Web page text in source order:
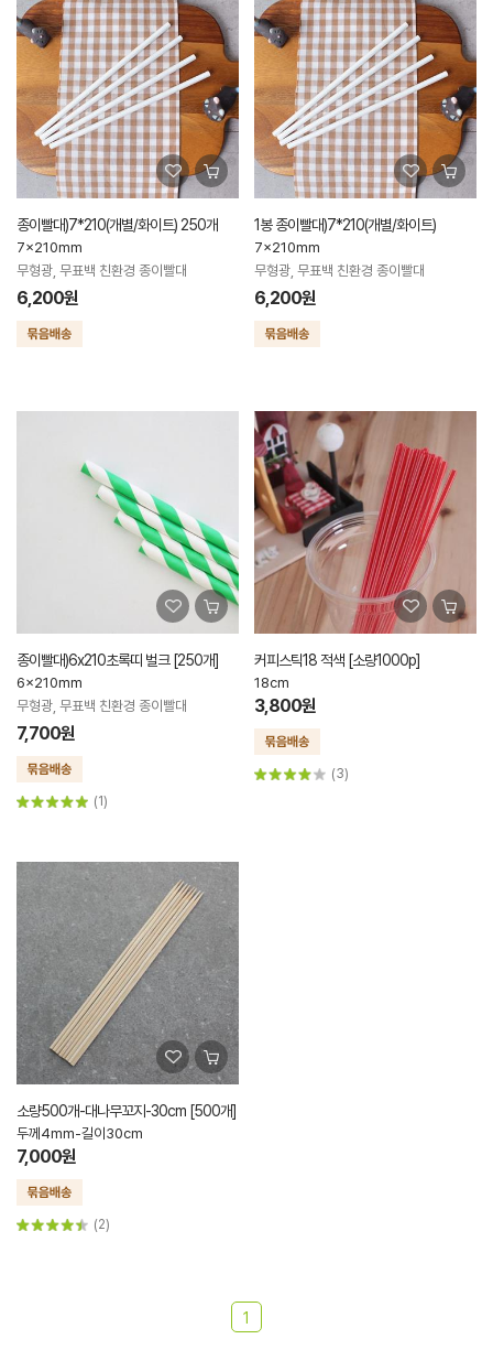
종이빨대)7*210(개별/화이트) 250개
7x210mm
무형광, 무표백 친환경 종이빨대
6,200원
1봉 종이빨대)7*210(개별/화이트)
7x210mm
무형광, 무표백 친환경 종이빨대
6,200원
종이빨대)6x210초록띠 벌크 [250개]
6x210mm
무형광, 무표백 친환경 종이빨대
7,700원
(1)
커피스틱18 적색 [소량1000p]
18cm
3,800원
(3)
소량500개-대나무꼬지-30cm [500개]
두께4mm-길이30cm
7,000원
(2)
1